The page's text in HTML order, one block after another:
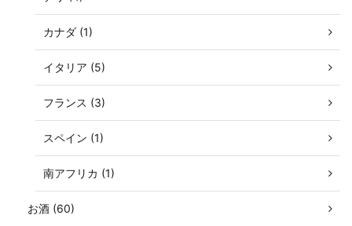
カナダ (1)
イタリア (5)
フランス (3)
スペイン (1)
南アフリカ (1)
お酒 (60)